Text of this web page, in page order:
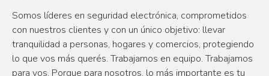
Somos líderes en seguridad electrónica, comprometidos
con nuestros clientes y con un único objetivo: llevar
tranquilidad a personas, hogares y comercios, protegiendo
lo que vos más querés. Trabajamos en equipo. Trabajamos
para vos. Porque para nosotros, lo más importante es tu